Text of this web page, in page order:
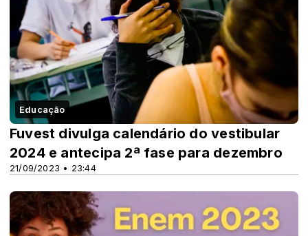
Educação
21/09/2023 • 23:44
Fuvest divulga calendário do vestibular
2024 e antecipa 2ª fase para dezembro